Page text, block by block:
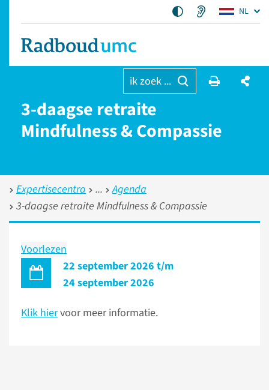
NL
ik zoek ...
3-daagse retraite
Mindfulness & Compassie
Expertisecentra
Agenda
3-daagse retraite Mindfulness & Compassie
Voorlezen
22 september 2026 t/m
24 september 2026
Klik hiervoor meer informatie.